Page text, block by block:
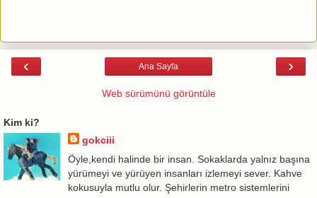
‹ ›
Ana Sayfa
Web sürümünü görüntüle
Kim ki?
gokciii
Öyle,kendi halinde bir insan. Sokaklarda yalnız başına
yürümeyi ve yürüyen insanları izlemeyi sever. Kahve
kokusuyla mutlu olur. Şehirlerin metro sistemlerini